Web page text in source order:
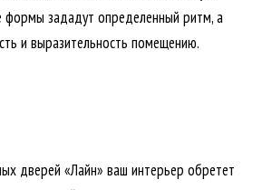
формы зададут определенный ритм, а
и выразительность помещению.
дверей «Лайн» ваш интерьер обретет